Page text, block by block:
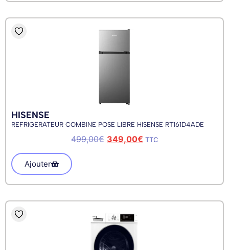
HISENSE
REFRIGERATEUR COMBINE POSE LIBRE HISENSE RT161D4ADE
499,00€ 349,00€ TTC
Ajouter